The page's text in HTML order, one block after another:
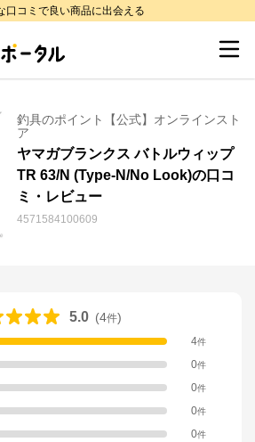
口コミで良い商品に出会える
釣具のポイント【公式】オンラインスト
ア
ヤマガブランクス バトルウィップ
TR 63/N (Type-N/No Look)の口コ
ミ・レビュー
4571584100609
5.0 (4件)
4件
0件
0件
0件
0件